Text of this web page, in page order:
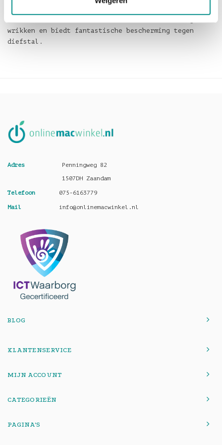
wrikken en biedt fantastische bescherming tegen
diefstal.
Adres
Penningweg 82
1507DH Zaandam
Telefoon 075-6163779
Mail info@onlinemacwinkel.nl
BLOG
KLANTENSERVICE
MIJN ACCOUNT
CATEGORIEËN
PAGINA'S